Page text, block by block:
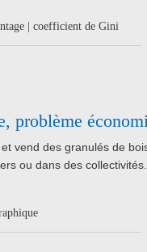
| coefficient de Gini
problème
vend des granulés de
ou dans des collectivités.